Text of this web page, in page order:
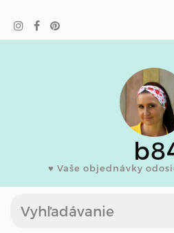
♥ Vaše objednávky